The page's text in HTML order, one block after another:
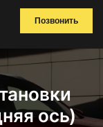
Позвонить
ось)